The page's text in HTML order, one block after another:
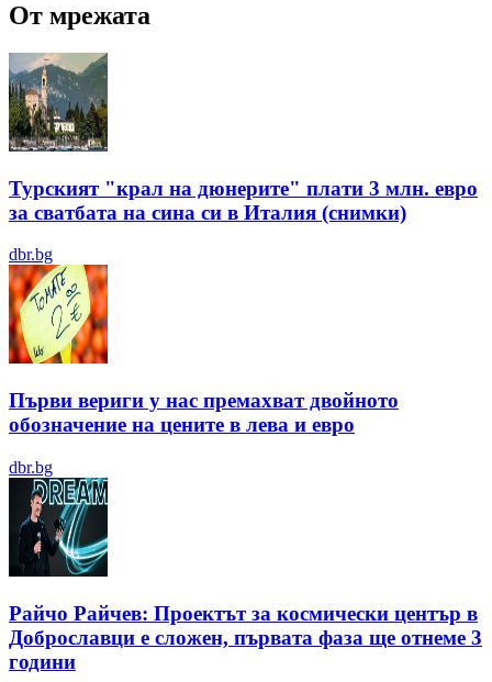
От мрежата
Турският "крал на дюнерите" плати 3 млн. евро
за сватбата на сина си в Италия (снимки)
dbr.bg
Първи вериги у нас премахват двойното
обозначение на цените в лева и евро
dbr.bg
Райчо Райчев: Проектът за космически център в
Доброславци е сложен, първата фаза ще отнеме 3
години